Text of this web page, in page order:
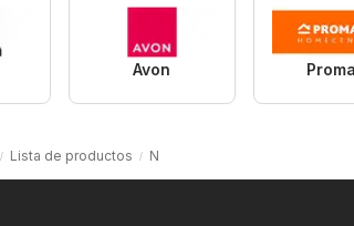
Avon
Lista de productos N